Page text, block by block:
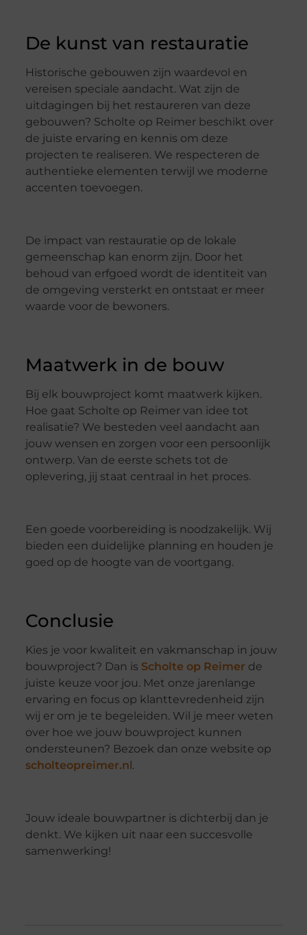
De kunst van restauratie
Historische gebouwen zijn waardevol en
vereisen speciale aandacht. Wat zijn de
uitdagingen bij het restaureren van deze
gebouwen? Scholte op Reimer beschikt over
de juiste ervaring en kennis om deze
projecten te realiseren. We respecteren de
authentieke elementen terwijl we moderne
accenten toevoegen.
De impact van restauratie op de lokale
gemeenschap kan enorm zijn. Door het
behoud van erfgoed wordt de identiteit van
de omgeving versterkt en ontstaat er meer
waarde voor de bewoners.
Maatwerk in de bouw
Bij elk bouwproject komt maatwerk kijken.
Hoe gaat Scholte op Reimer van idee tot
realisatie? We besteden veel aandacht aan
jouw wensen en zorgen voor een persoonlijk
ontwerp. Van de eerste schets tot de
oplevering, jij staat centraal in het proces.
Een goede voorbereiding is noodzakelijk. Wij
bieden een duidelijke planning en houden je
goed op de hoogte van de voortgang.
Conclusie
Kies je voor kwaliteit en vakmanschap in jouw
bouwproject? Dan is Scholte op Reimer de
juiste keuze voor jou. Met onze jarenlange
ervaring en focus op klanttevredenheid zijn
wij er om je te begeleiden. Wil je meer weten
over hoe we jouw bouwproject kunnen
ondersteunen? Bezoek dan onze website op
scholteopreimer.nl.
Jouw ideale bouwpartner is dichterbij dan je
denkt. We kijken uit naar een succesvolle
samenwerking!